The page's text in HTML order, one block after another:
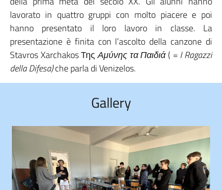
lavorato in quattro gruppi con molto piacere e poi
hanno presentato il loro lavoro in classe. La
presentazione è finita con l’ascolto della canzone di
Stavros Xarchakos ΤηςΑμύνηςταΠαιδιά( = I Ragazzi
della Difesa)che parla di Venizelos.
Gallery